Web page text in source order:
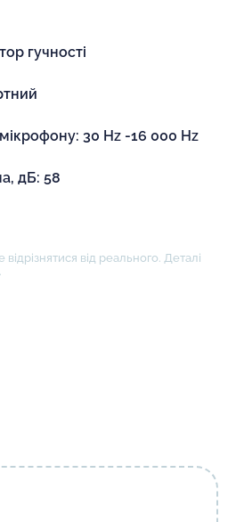
гучності
30 Hz -16 000 Hz
дБ: 58
від реального. Деталі